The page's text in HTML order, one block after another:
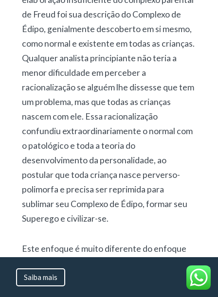
Saiba mais
de Freud foi sua descrição do Complexo de
Édipo, genialmente descoberto em si mesmo,
como normal e existente em todas as crianças.
Qualquer analista principiante não teria a
menor dificuldade em perceber a
racionalização se alguém lhe dissesse que tem
um problema, mas que todas as crianças
nascem com ele. Essa racionalização
confundiu extraordinariamente o normal com
o patológico e toda a teoria do
desenvolvimento da personalidade, ao
postular que toda criança nasce perverso-
polimorfa e precisa ser reprimida para
sublimar seu Complexo de Édipo, formar seu
Superego e civilizar-se.
Este enfoque é muito diferente do enfoque
estruturante do complexo parental com